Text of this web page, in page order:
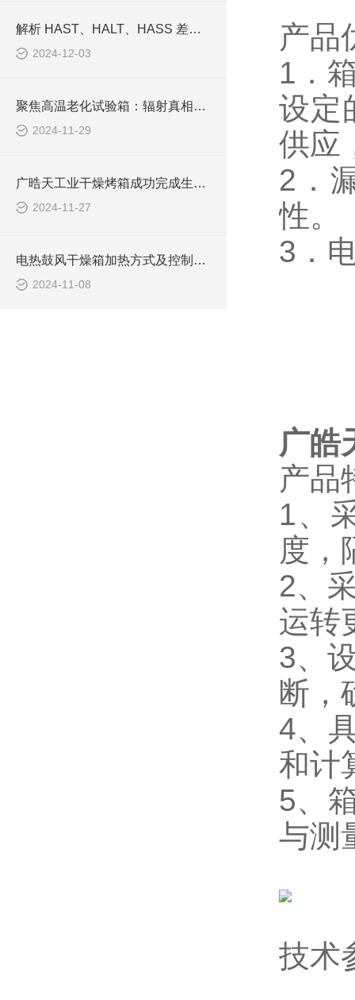
解析 HAST、HALT、HASS 差异，为产品可靠性提升导航
2024-12-03
聚焦高温老化试验箱：辐射真相大揭秘，企业安心之选？
2024-11-29
广晧天工业干燥烤箱成功完成生产调试，助力行业高效干燥解决方案升级
2024-11-27
电热鼓风干燥箱加热方式及控制范围：行业前沿解读
2024-11-08
产品
1．
设定
供应
2．
性。
3．
广皓
产品
1、
度，
2、
运转
3、
断，
4、
和计
5、
与测
技术